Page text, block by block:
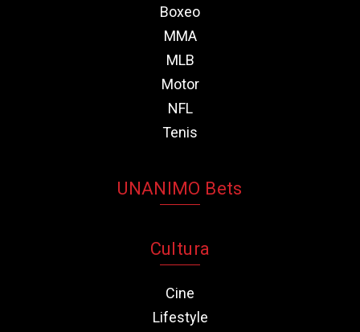
Boxeo
MMA
MLB
Motor
NFL
Tenis
UNANIMO Bets
Cultura
Cine
Lifestyle